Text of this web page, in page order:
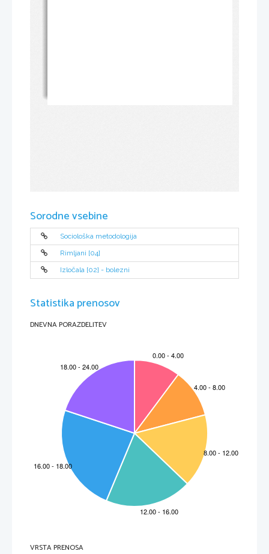
Sorodne vsebine
Sociološka metodologija
Rimljani [04]
Izločala [02] - bolezni
Statistika prenosov
DNEVNA PORAZDELITEV
VRSTA PRENOSA